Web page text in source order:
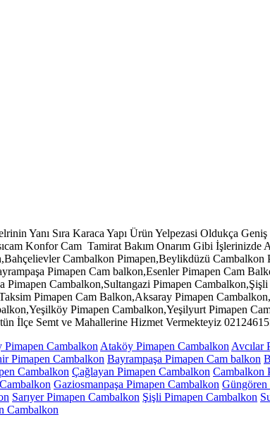
Yanı Sıra Karaca Yapı Ürün Yelpezasi Oldukça
Konfor Cam Tamirat Bakım Onarım Gibi
Cambalkon Pimapen,Beylikdüzü
Pimapen Cam balkon,Esenler Pimapen Cam
Cambalkon,Sultangazi Pimapen
Pimapen Cam Balkon,Aksaray Pimapen
Pimapen Cambalkon,Yeşilyurt Pimapen
İlçe Semt ve Mahallerine Hizmet Vermekteyiz
Cambalkon Ataköy Pimapen Cambalkon Avcılar
Pimapen Cambalkon Bayrampaşa Pimapen Cam balkon
Cambalkon Çağlayan Pimapen Cambalkon Cambalkon
Gaziosmanpaşa Pimapen Cambalkon Güngören
Sarıyer Pimapen Cambalkon Şişli Pimapen Cambalkon
Cambalkon